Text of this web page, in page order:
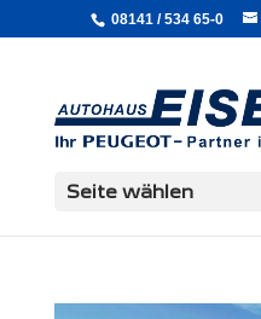
08141 / 534 65-0
Seite wählen